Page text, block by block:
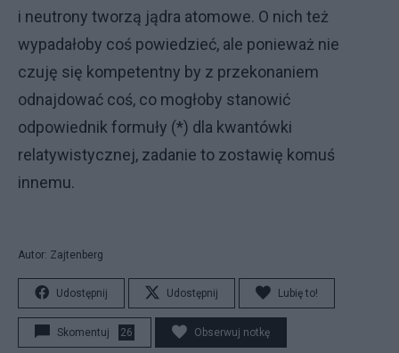
i neutrony tworzą jądra atomowe. O nich też
wypadałoby coś powiedzieć, ale ponieważ nie
czuję się kompetentny by z przekonaniem
odnajdować coś, co mogłoby stanowić
odpowiednik formuły (*) dla kwantówki
relatywistycznej, zadanie to zostawię komuś
innemu.
Autor: Zajtenberg
Udostępnij Udostępnij Lubię to!
Skomentuj 26 Obserwuj notkę